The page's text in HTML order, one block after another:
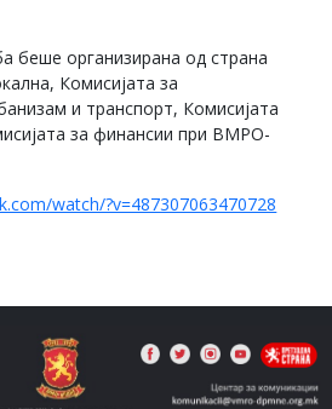
беше организирана од страна
Комисијата за
и транспорт, Комисијата
за финансии при ВМРО-
watch/?v=487307063470728